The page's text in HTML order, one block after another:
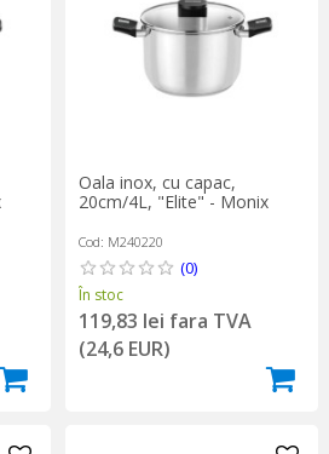
Oala inox, cu capac,
20cm/4L, "Elite" - Monix
Cod: M240220
(0)
În stoc
119,83 lei fara TVA
(24,6 EUR)